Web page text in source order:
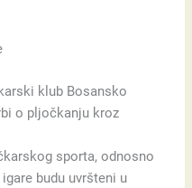
klub Bosansko
o pljočkanju kroz
sporta, odnosno
budu uvršteni u